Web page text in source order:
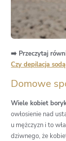
➡️ Przeczytaj
Czy depilacja
Domowe
Wiele kobiet
owłosienie nad
u mężczyzn i to
dziwnego, że